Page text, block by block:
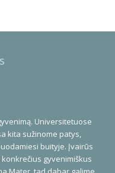
Universitetuose
kita sužinome patys,
buityje. Įvairūs
gyvenimiškus